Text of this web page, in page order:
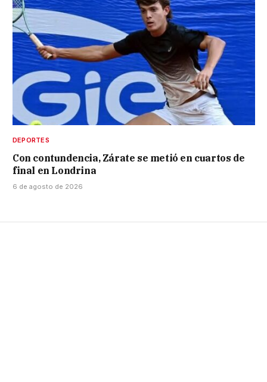
DEPORTES
Con contundencia, Zárate se metió en cuartos de
final en Londrina
6 de agosto de 2026